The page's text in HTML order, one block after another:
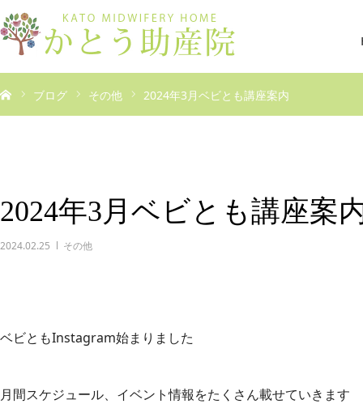
ブログ その他 2024年3月ベビとも講座案内
2024年3月ベビとも講座案
2024.02.25 その他
ベビともInstagram始まりました
月間スケジュール、イベント情報をたくさん載せていきます